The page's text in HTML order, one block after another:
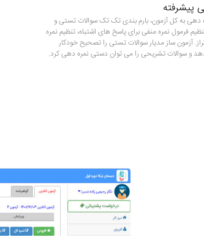
پیشرفته
دهی به کل آزمون، بارم بندی تک تک سوالات تستی و
فرمول نمره منفی برای پاسخ های اشتباه، تنظیم نمره
آزمون ساز مدیار سوالات تستی را تصحیح خودکار
و سوالات تشریحی را می توان دستی نمره دهی کرد.